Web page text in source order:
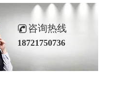
咨询热线
18721750736